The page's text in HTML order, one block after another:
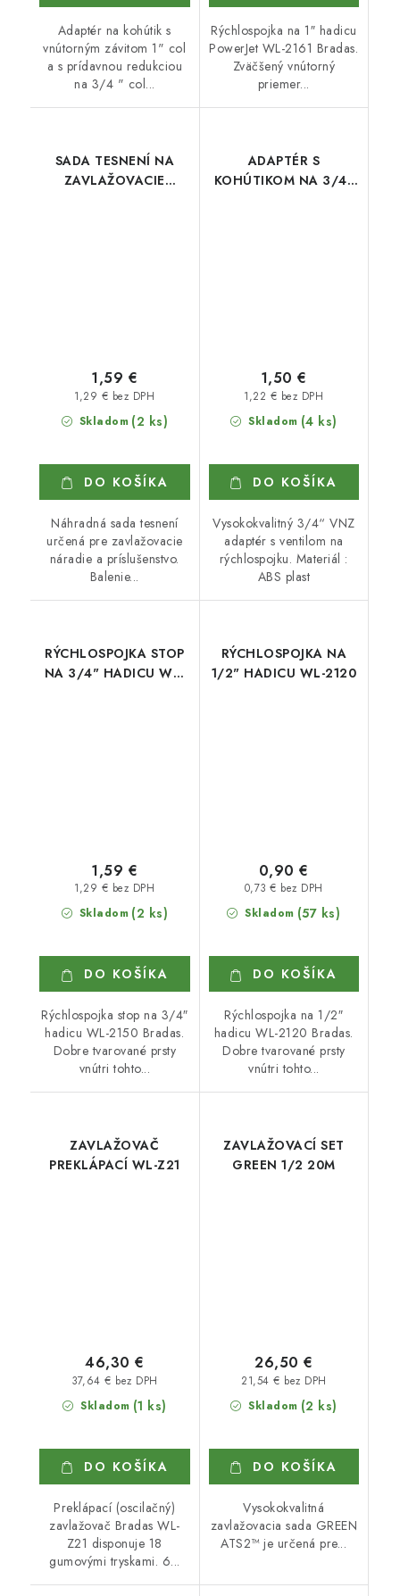
Adaptér na kohútik s
vnútorným závitom 1" col
a s prídavnou redukciou
na 3/4 " col...
Rýchlospojka na 1″ hadicu
PowerJet WL-2161 Bradas.
Zväčšený vnútorný
priemer...
SADA TESNENÍ NA
ZAVLAŽOVACIE
Skladom (2 ks)
1,29 € bez DPH
1,59 €
DO KOŠÍKA
Náhradná sada tesnení
určená pre zavlažovacie
náradie a príslušenstvo.
Balenie...
ADAPTÉR S
KOHÚTIKOM NA 3/4"
Skladom (4 ks)
1,22 € bez DPH
1,50 €
DO KOŠÍKA
Vysokokvalitný 3/4“ VNZ
adaptér s ventilom na
rýchlospojku. Materiál :
ABS plast
RÝCHLOSPOJKA STOP
NA 3/4" HADICU WL-
Skladom (2 ks)
1,29 € bez DPH
1,59 €
DO KOŠÍKA
Rýchlospojka stop na 3/4″
hadicu WL-2150 Bradas.
Dobre tvarované prsty
vnútri tohto...
RÝCHLOSPOJKA NA
1/2" HADICU WL-2120
Skladom (57 ks)
0,73 € bez DPH
0,90 €
DO KOŠÍKA
Rýchlospojka na 1/2″
hadicu WL-2120 Bradas.
Dobre tvarované prsty
vnútri tohto...
ZAVLAŽOVAČ
PREKLÁPACÍ WL-Z21
Skladom (1 ks)
37,64 € bez DPH
46,30 €
DO KOŠÍKA
Preklápací (oscilačný)
zavlažovač Bradas WL-
Z21 disponuje 18
gumovými tryskami. 6...
ZAVLAŽOVACÍ SET
GREEN 1/2 20M
Skladom (2 ks)
21,54 € bez DPH
26,50 €
DO KOŠÍKA
Vysokokvalitná
zavlažovacia sada GREEN
ATS2™ je určená pre...